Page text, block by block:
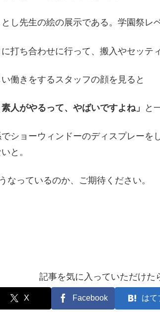
し先生の絵の展示である。学園祭レ
打ち合わせに行って、搬入やセッテ
働きをするスタッフの顔を見ると
素人がやるって、やばいですよね」 と
ショーウィンドーのディスプレーを
と。
なっているのか、ご期待ください。
記事を気に入っていただけた
X Facebook はて